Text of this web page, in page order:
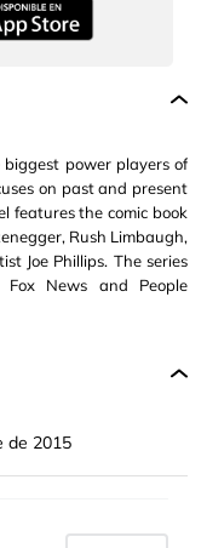
power players of
on past and present
features the comic book
Rush Limbaugh,
Joe Phillips. The series
News and People
de 2015